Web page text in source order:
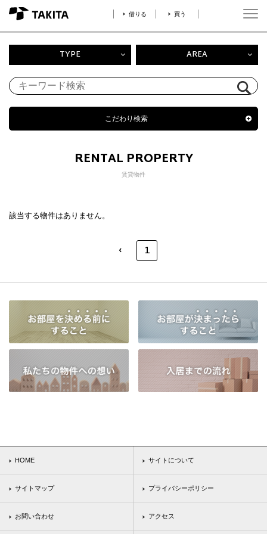
借りる 買う
TYPE AREA
こだわり検索
RENTAL PROPERTY
賃貸物件
該当する物件はありません。
‹ 1
HOME サイトについて
サイトマップ プライバシーポリシー
お問い合わせ アクセス